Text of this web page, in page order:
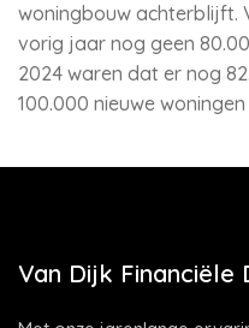
woningbouw achterblijft.
vorig jaar nog geen
2024 waren dat er nog
100.000 nieuwe
Van Dijk Financiële